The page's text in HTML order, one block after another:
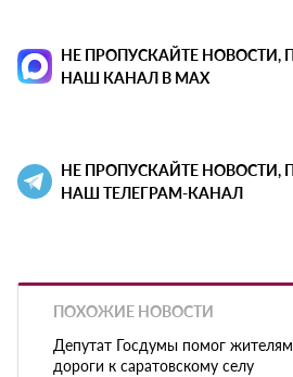
НЕ ПРОПУСКАЙТЕ НОВОСТИ,
НАШ КАНАЛ В MAX
НЕ ПРОПУСКАЙТЕ НОВОСТИ,
НАШ ТЕЛЕГРАМ-КАНАЛ
ПОХОЖИЕ НОВОСТИ
Депутат Госдумы помог
дороги к саратовскому селу